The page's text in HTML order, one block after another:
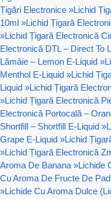
Țigări Electronice »Lichid
10ml »Lichid Țigară
»Lichid Țigară Electronică
Electronică DTL – Direct To
Lămâie – Lemon E-Liquid »
Menthol E-Liquid »Lichid
Liquid »Lichid Țigară
»Lichid Țigară Electronică
Electronică Portocală –
Shortfill – Shortfill E-Liquid »
Grape E-Liquid »Lichid
»Lichid Țigară Electronică
Aroma De Banana »Lichide
Cu Aroma De Fructe De
»Lichide Cu Aroma Dulce